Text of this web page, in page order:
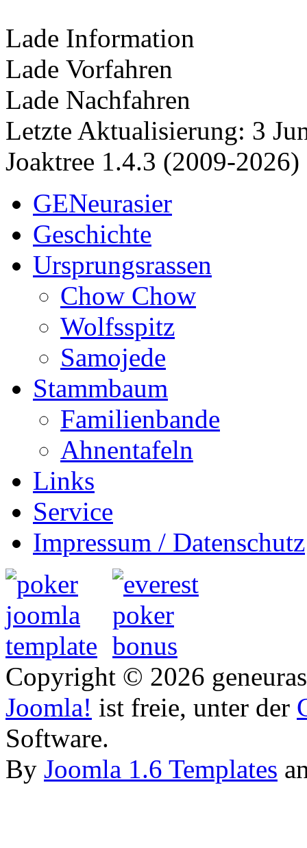
Lade Information
Lade Vorfahren
Lade Nachfahren
Letzte Aktualisierung: 3
Joaktree 1.4.3 (2009-2026)
GENeurasier
Geschichte
Ursprungsrassen
Chow Chow
Wolfsspitz
Samojede
Stammbaum
Familienbande
Ahnentafeln
Links
Service
Impressum / Datenschutz
Copyright © 2026
Joomla! ist freie, unter der
Software.
By Joomla 1.6 Templates